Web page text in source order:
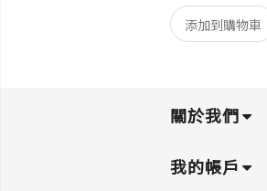
添加到購物車
關於我們
我的帳戶